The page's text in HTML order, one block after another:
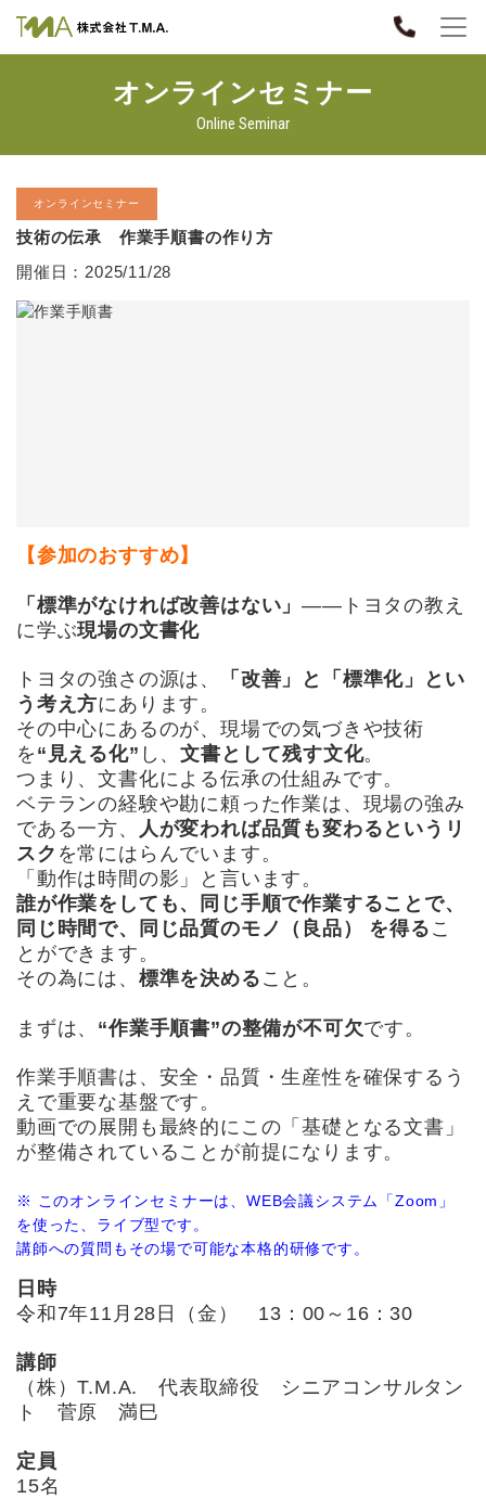
オンラインセミナー
Online Seminar
オンラインセミナー
技術の伝承 作業手順書の作り方
開催日：2025/11/28
【参加のおすすめ】
「標準がなければ改善はない」――トヨタの教え
に学ぶ現場の文書化
トヨタの強さの源は、
「改善」と「標準化」とい
う考え方にあります。
その中心にあるのが、現場での気づきや技術
を “見える化” し、文書として残す文化。
つまり、文書化による伝承の仕組みです。
ベテランの経験や勘に頼った作業は、現場の強み
である一方、
人が変われば品質も変わるというリ
スク を常にはらんでいます。
「動作は時間の影」と言います。
誰が作業をしても、同じ手順で作業することで、
同じ時間で、同じ品質のモノ（良品） を得る こ
とができます。
その為には、 標準を決める こと。
まずは、 “作業手順書”の整備が不可欠です。
作業手順書は、安全・品質・生産性を確保するう
えで重要な基盤です。
動画での展開も最終的にこの「基礎となる文書」
が整備されていることが前提になります。
※ このオンラインセミナーは、WEB会議システム「Zoom」
を使った、ライブ型です。
講師への質問もその場で可能な本格的研修です。
日時
令和7年11月28日（金） 13：00～16：30
講師
（株）T.M.A. 代表取締役 シニアコンサルタン
ト 菅原 満巳
定員
15名